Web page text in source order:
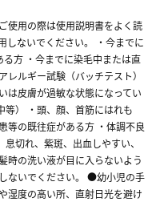
使用の際は使用説明書をよく読
しないでください。 ・今までに
方 ・今までに染毛中または直
ルギー試験（バッチテスト）
は皮膚が過敏な状態になってい
等） ・頭、顔、首筋にはれも
等の既往症がある方 ・体調不良
切れ、紫斑、出血しやすい、
時の洗い液が目に入らないよう
ないでください。 ●幼小児の手
湿度の高い所、直射日光を避け